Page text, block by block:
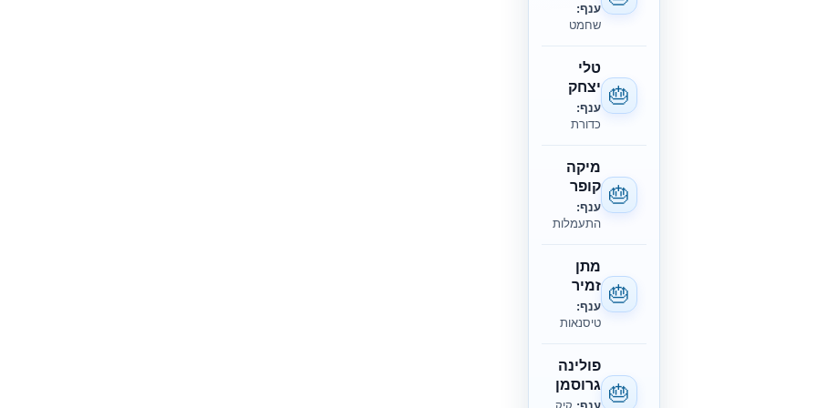
ענף:
שחמט
🎂
טלי
יצחק
ענף:
כדורת
🎂
מיקה
קופר
ענף:
התעמלות
🎂
מתן
זמיר
ענף:
טיסנאות
🎂
פולינה
גרוסמן